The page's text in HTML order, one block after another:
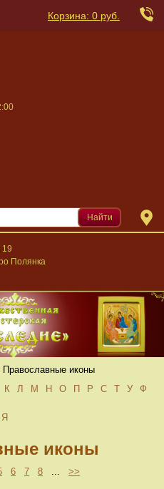
Корзина: 0 руб.
19
Полянка
Найти
Православные иконы
К Л М Н О П Р С Т У Ф
Я
иконы
6 7 8 ... >>